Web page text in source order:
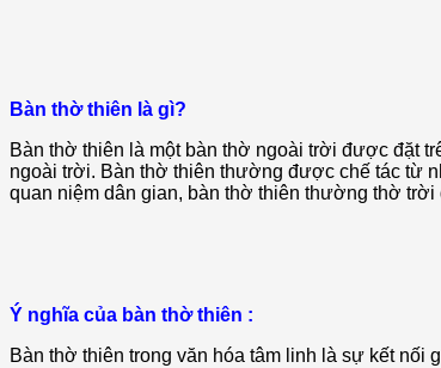
Bàn thờ thiên là gì?
Bàn thờ thiên là một bàn thờ ngoài trời được đặt
ngoài trời. Bàn thờ thiên thường được chế tác từ
quan niệm dân gian, bàn thờ thiên thường thờ
Ý nghĩa của bàn thờ thiên :
Bàn thờ thiên trong văn hóa tâm linh là sự kết nối